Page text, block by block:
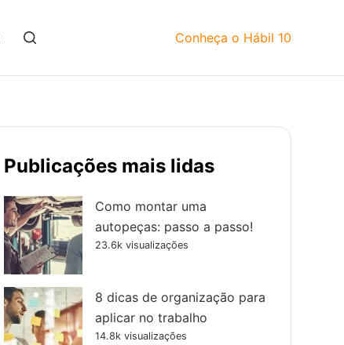
Conheça o Hábil 10
Publicações mais lidas
Como montar uma
autopeças: passo a passo!
23.6k visualizações
8 dicas de organização para
aplicar no trabalho
14.8k visualizações